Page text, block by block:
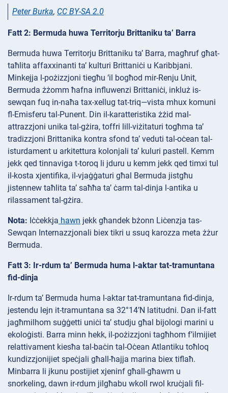
Peter Burka, CC BY-SA 2.0
Fatt 2: Bermuda huwa Territorju Brittaniku ta’ Barra
Bermuda huwa Territorju Brittaniku ta’ Barra, magħruf għat-
taħlita affaxxinanti ta’ kulturi Brittaniċi u Karibbjani.
Minkejja l-pożizzjoni tiegħu ‘il bogħod mir-Renju Unit,
Bermuda żżomm ħafna influwenzi Brittaniċi, inkluż is-
sewqan fuq in-naħa tax-xellug tat-triq—vista mhux komuni
fl-Emisferu tal-Punent. Din il-karatteristika żżid mal-
attrazzjoni unika tal-gżira, toffri lill-viżitaturi togħma ta’
tradizzjoni Brittanika kontra sfond ta’ veduti tal-oċean tal-
isturdament u arkitettura kolonjali ta’ kuluri pastell. Kemm
jekk qed tinnaviga t-toroq li jduru u kemm jekk qed timxi tul
il-kosta xjentifika, il-vjaġġaturi għal Bermuda jistgħu
jistennew taħlita ta’ saħħa ta’ ċarm tal-dinja l-antika u
rilassament tal-gżira.
Nota: Iċċekkja hawn jekk għandek bżonn Liċenzja tas-
Sewqan Internazzjonali biex tikri u ssuq karozza meta żżur
Bermuda.
Fatt 3: Ir-rdum ta’ Bermuda huma l-aktar tat-tramuntana
fid-dinja
Ir-rdum ta’ Bermuda huma l-aktar tat-tramuntana fid-dinja,
jestendu lejn it-tramuntana sa 32°14’N latitudni. Dan il-fatt
jagħmilhom suġġetti uniċi ta’ studju għal bijologi marini u
ekoloġisti. Barra minn hekk, il-pożizzjoni tagħhom f’ilmijiet
relattivament kiesħa tal-baċin tal-Oċean Atlantiku toħloq
kundizzjonijiet speċjali għall-ħajja marina biex tiflaħ.
Minbarra li jkunu postijiet xjeninf għall-għawm u
snorkeling, dawn ir-rdum jilgħabu wkoll rwol kruċjali fil-